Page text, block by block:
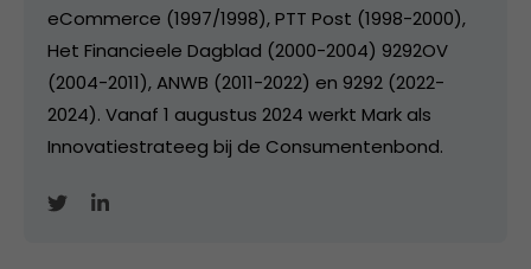
eCommerce (1997/1998), PTT Post (1998-2000),
Het Financieele Dagblad (2000-2004) 9292OV
(2004-2011), ANWB (2011-2022) en 9292 (2022-
2024). Vanaf 1 augustus 2024 werkt Mark als
Innovatiestrateeg bij de Consumentenbond.